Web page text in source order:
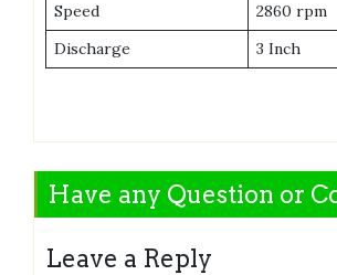
Speed
2860 rpm
Discharge
3 Inch
Have any Question or
Leave a Reply